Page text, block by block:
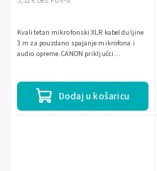
Dodaj u košaricu
Kvalitetan mikrofonski XLR kabel duljine
3 m za pouzdano spajanje mikrofona i
audio opreme. CANON priključci